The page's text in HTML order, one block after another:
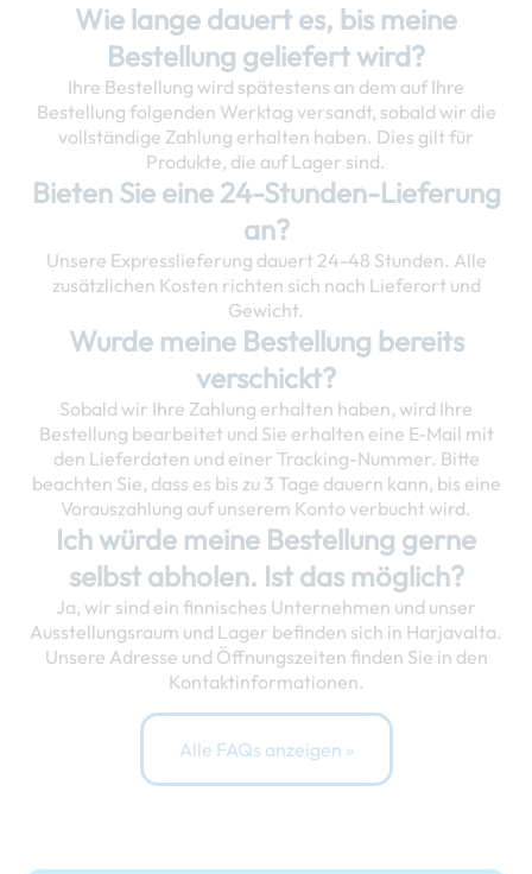
Wie lange dauert es, bis meine
Bestellung geliefert wird?
Ihre Bestellung wird spätestens an dem auf Ihre
Bestellung folgenden Werktag versandt, sobald wir die
vollständige Zahlung erhalten haben. Dies gilt für
Produkte, die auf Lager sind.
Bieten Sie eine 24-Stunden-Lieferung
an?
Unsere Expresslieferung dauert 24-48 Stunden. Alle
zusätzlichen Kosten richten sich nach Lieferort und
Gewicht.
Wurde meine Bestellung bereits
verschickt?
Sobald wir Ihre Zahlung erhalten haben, wird Ihre
Bestellung bearbeitet und Sie erhalten eine E-Mail mit
den Lieferdaten und einer Tracking-Nummer. Bitte
beachten Sie, dass es bis zu 3 Tage dauern kann, bis eine
Vorauszahlung auf unserem Konto verbucht wird.
Ich würde meine Bestellung gerne
selbst abholen. Ist das möglich?
Ja, wir sind ein finnisches Unternehmen und unser
Ausstellungsraum und Lager befinden sich in Harjavalta.
Unsere Adresse und Öffnungszeiten finden Sie in den
Kontaktinformationen.
Alle FAQs anzeigen »